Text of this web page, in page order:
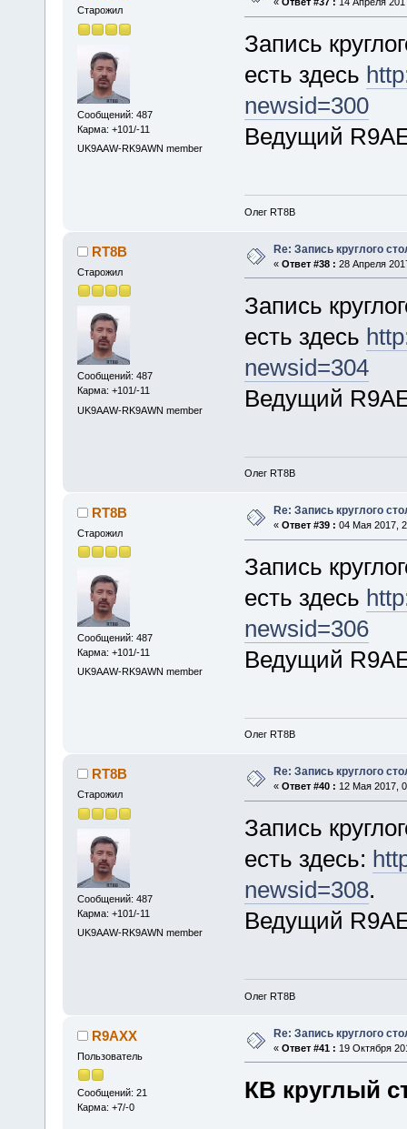
Старожил
Сообщений: 487
Карма: +101/-11
UK9AAW-RK9AWN member
« Ответ #37 : 14 Апреля
Запись
есть здесь
newsid=300
Ведущий
Олег RT8B
RT8B
Старожил
Сообщений: 487
Карма: +101/-11
UK9AAW-RK9AWN member
Re: Запись круглого
« Ответ #38 : 28 Апреля
Запись
есть здесь
newsid=304
Ведущий
Олег RT8B
RT8B
Старожил
Сообщений: 487
Карма: +101/-11
UK9AAW-RK9AWN member
Re: Запись круглого
« Ответ #39 : 04 Мая 2017,
Запись
есть здесь
newsid=306
Ведущий
Олег RT8B
RT8B
Старожил
Сообщений: 487
Карма: +101/-11
UK9AAW-RK9AWN member
Re: Запись круглого
« Ответ #40 : 12 Мая 2017,
Запись
есть здесь:
newsid=308.
Ведущий
Олег RT8B
R9AXX
Пользователь
Сообщений: 21
Карма: +7/-0
Re: Запись круглого
« Ответ #41 : 19 Октября
КВ круглый